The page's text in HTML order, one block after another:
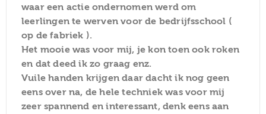
waar een actie ondernomen werd om
leerlingen te werven voor de bedrijfsschool (
op de fabriek ).
Het mooie was voor mij, je kon toen ook roken
en dat deed ik zo graag enz.
Vuile handen krijgen daar dacht ik nog geen
eens over na, de hele techniek was voor mij
zeer spannend en interessant, denk eens aan